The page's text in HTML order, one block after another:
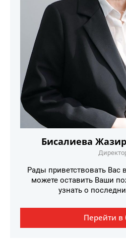
Бисалиева
Рады приветствовать Вас
можете оставить Ваши
узнать о
Перейти в